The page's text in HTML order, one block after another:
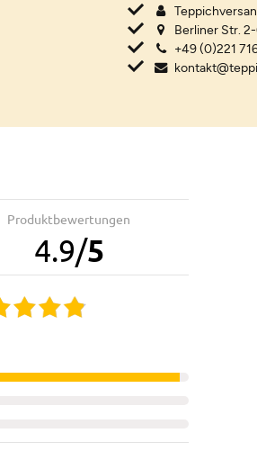
Berliner Str.
+49 (0)221
Produktbewertungen
4.9/5